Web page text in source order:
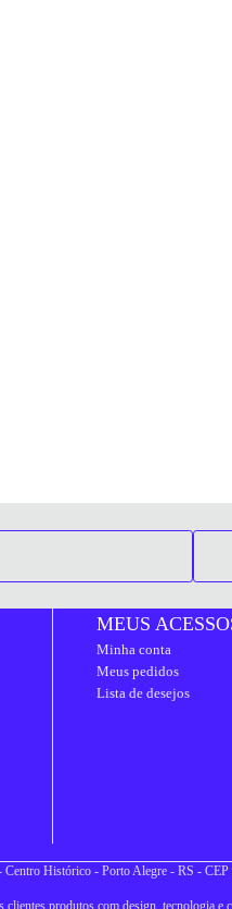
MEUS
Minha conta
Meus pedidos
Lista de desejos
Histórico - Porto Alegre - RS - CEP
produtos com design, tecnologia